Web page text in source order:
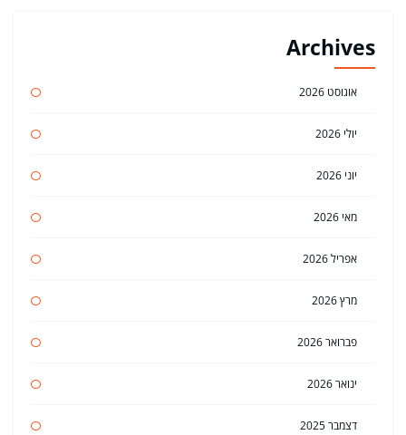
Archives
אוגוסט 2026
יולי 2026
יוני 2026
מאי 2026
אפריל 2026
מרץ 2026
פברואר 2026
ינואר 2026
דצמבר 2025